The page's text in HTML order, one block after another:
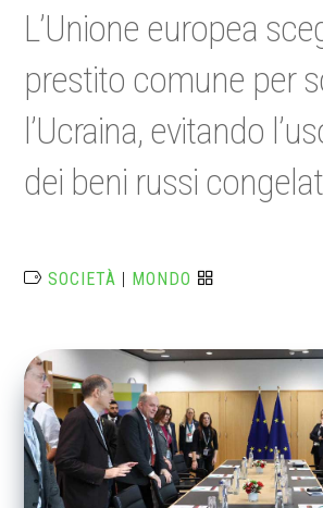
L’Unione europea
prestito comune per
l’Ucraina, evitando
dei beni russi
SOCIETÀ | MONDO